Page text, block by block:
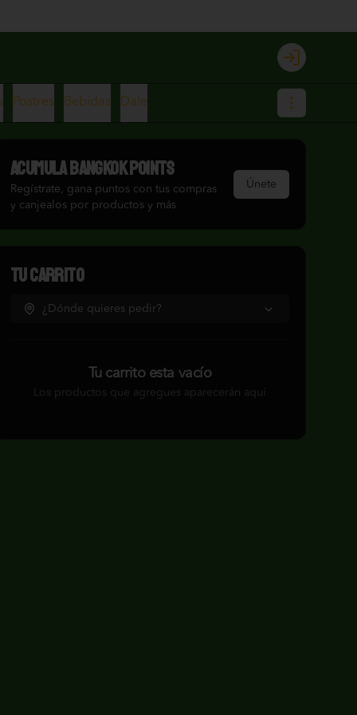
Login
Postres Bebidas Dale
AcumulaBangkok Points
Regístrate, gana puntos con tus compras
y canjealos por productos y más
Únete
Tu Carrito
¿Dónde quieres pedir?
Tu carrito esta vacío
Los productos que agregues aparecerán aquí